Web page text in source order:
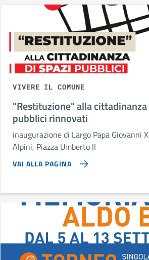
VIVERE IL COMUNE
"Restituzione" alla cittadinanza
pubblici rinnovati
inaugurazione di Largo Papa Giovanni
Alpini, Piazza Umberto II
VAI ALLA PAGINA